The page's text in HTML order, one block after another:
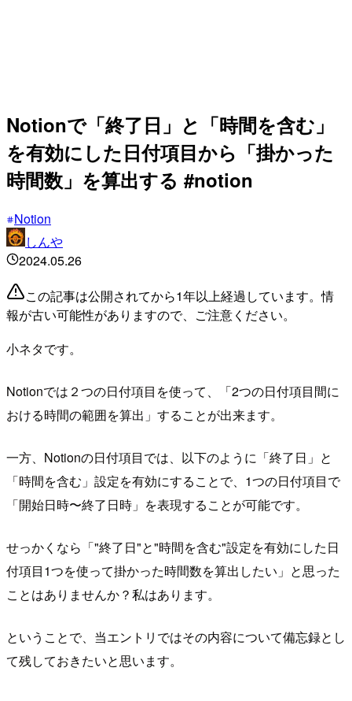
Notionで「終了日」と「時間を含む」
を有効にした日付項目から「掛かった
時間数」を算出する #notion
Notion
しんや
2024.05.26
この記事は公開されてから1年以上経過しています。情
報が古い可能性がありますので、ご注意ください。
小ネタです。
Notionでは２つの日付項目を使って、「2つの日付項目間に
おける時間の範囲を算出」することが出来ます。
一方、Notionの日付項目では、以下のように「終了日」と
「時間を含む」設定を有効にすることで、1つの日付項目で
「開始日時〜終了日時」を表現することが可能です。
せっかくなら「"終了日"と"時間を含む"設定を有効にした日
付項目1つを使って掛かった時間数を算出したい」と思った
ことはありませんか？私はあります。
ということで、当エントリではその内容について備忘録とし
て残しておきたいと思います。